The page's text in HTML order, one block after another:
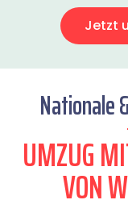
Jetzt
Nationale
UMZUG
VON